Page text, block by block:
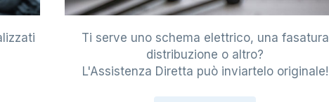
Ti serve uno schema elettrico, una fasatura
distribuzione o altro?
L'Assistenza Diretta può inviartelo originale!